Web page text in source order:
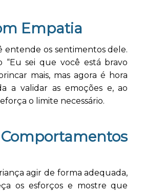
Empatia
entende os sentimentos dele.
“Eu sei que você está bravo
mais, mas agora é hora
a validar as emoções e, ao
o limite necessário.
agir de forma adequada,
os esforços e mostre que